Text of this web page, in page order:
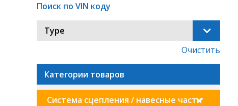
Поиск по VIN коду
Type
Очистить
Категории товаров
Система сцепления / навесные части